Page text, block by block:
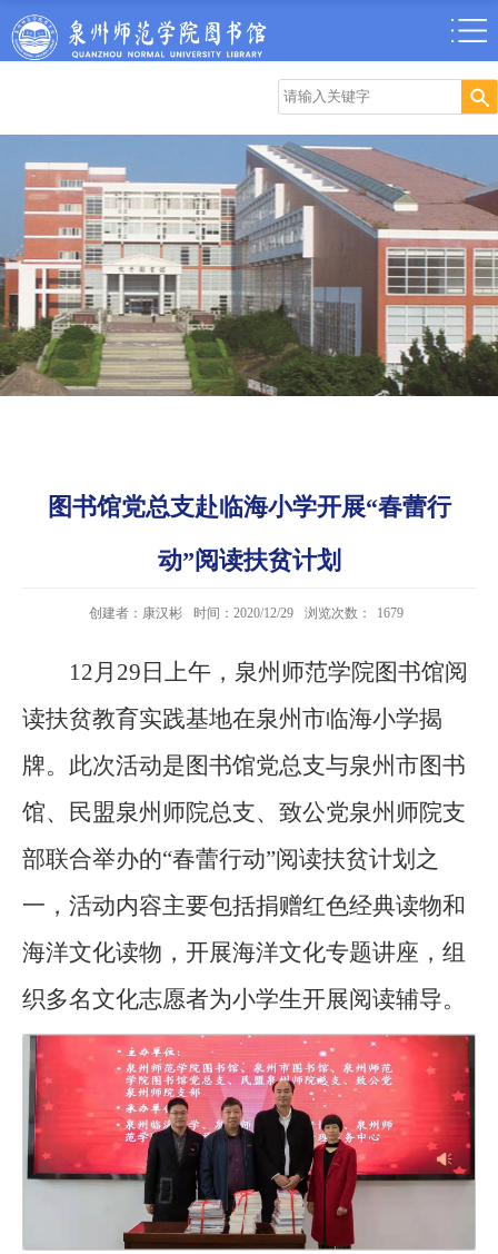
图书馆党总支赴临海小学开展“春蕾行
动”阅读扶贫计划
创建者：康汉彬 时间：2020/12/29 浏览次数： 1679
12月29日上午，泉州师范学院图书馆阅
读扶贫教育实践基地在泉州市临海小学揭
牌。此次活动是图书馆党总支与泉州市图书
馆、民盟泉州师院总支、致公党泉州师院支
部联合举办的“春蕾行动”阅读扶贫计划之
一，活动内容主要包括捐赠红色经典读物和
海洋文化读物，开展海洋文化专题讲座，组
织多名文化志愿者为小学生开展阅读辅导。